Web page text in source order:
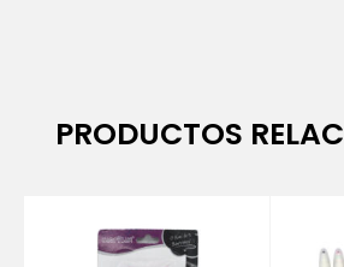
PRODUCTOS